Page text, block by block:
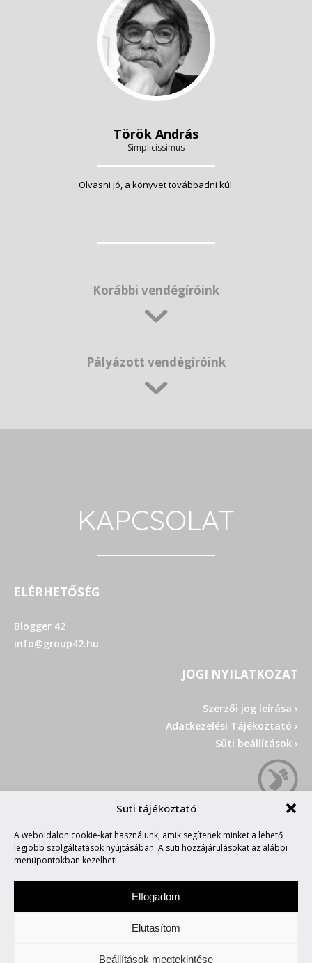
Süti tájékoztató
A weboldalon cookie-kat használunk, amik segítenek minket a lehető
legjobb szolgáltatások nyújtásában. A süti hozzájárulásokat az alábbi
menüpontokban kezelheti.
Elfogadom
Elutasítom
Beállítások megtekintése
Török András
Simplicissimus
Olvasni jó, a könyvet továbbadni kúl.
Korábbi vendégíróink
Pályázott vendégíróink
KAPCSOLAT
ELÉRHETŐSÉG
Blogger 42
info@group42.hu
JOGI NYILATKOZAT
Szerzői jog leírása ›
Adatkezelési Tájékoztató ›
Süti beállítások ›